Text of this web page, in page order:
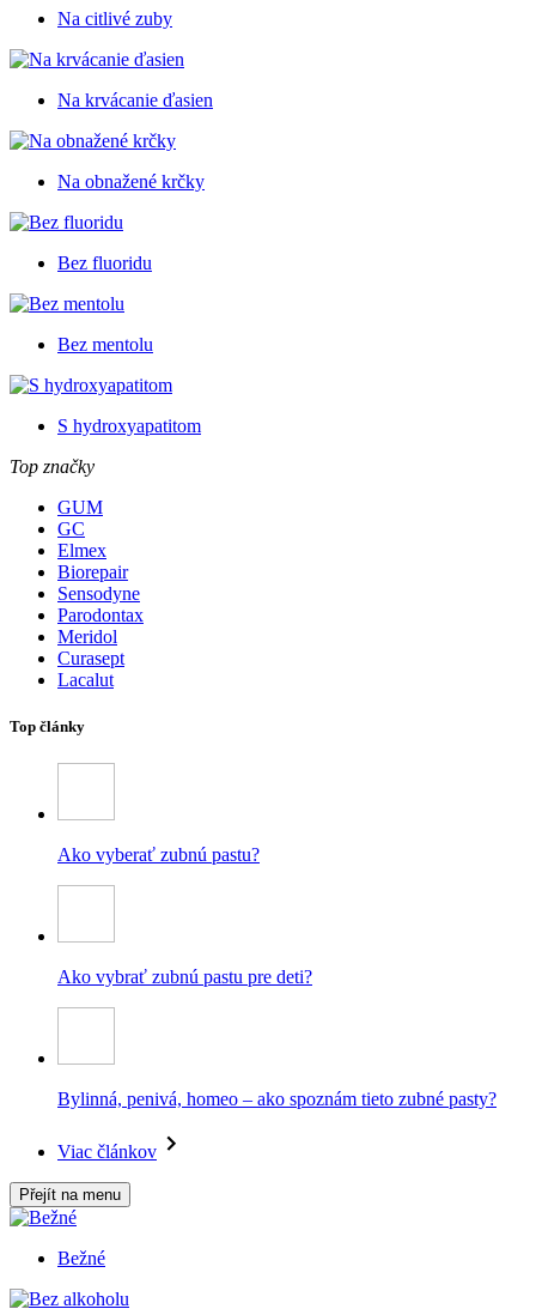
Na citlivé zuby
Na krvácanie ďasien
Na obnažené krčky
Bez fluoridu
Bez mentolu
S hydroxyapatitom
Top značky
GUM
GC
Elmex
Biorepair
Sensodyne
Parodontax
Meridol
Curasept
Lacalut
Top články
Ako vyberať zubnú pastu?
Ako vybrať zubnú pastu pre deti?
Bylinná, penivá, homeo – ako spoznám tieto zubné pasty?
Viac článkov
Přejít na menu
Bežné